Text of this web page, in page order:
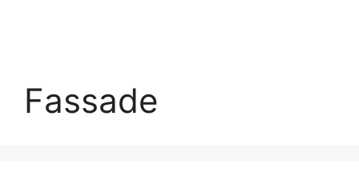
Fassade